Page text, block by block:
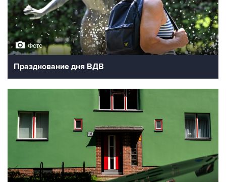
Фото
Празднование дня ВДВ